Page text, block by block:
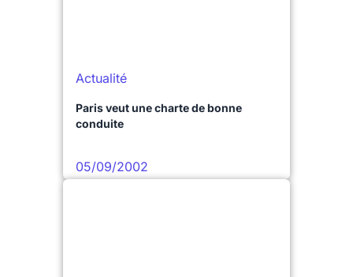
Actualité
Paris veut une charte de bonne
conduite
05/09/2002